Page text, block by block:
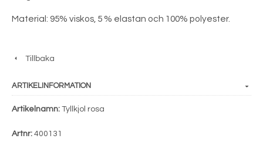
Material: 95% viskos, 5 % elastan och 100% polyester.
Tillbaka
ARTIKELINFORMATION
Artikelnamn: Tyllkjol rosa
Artnr: 400131